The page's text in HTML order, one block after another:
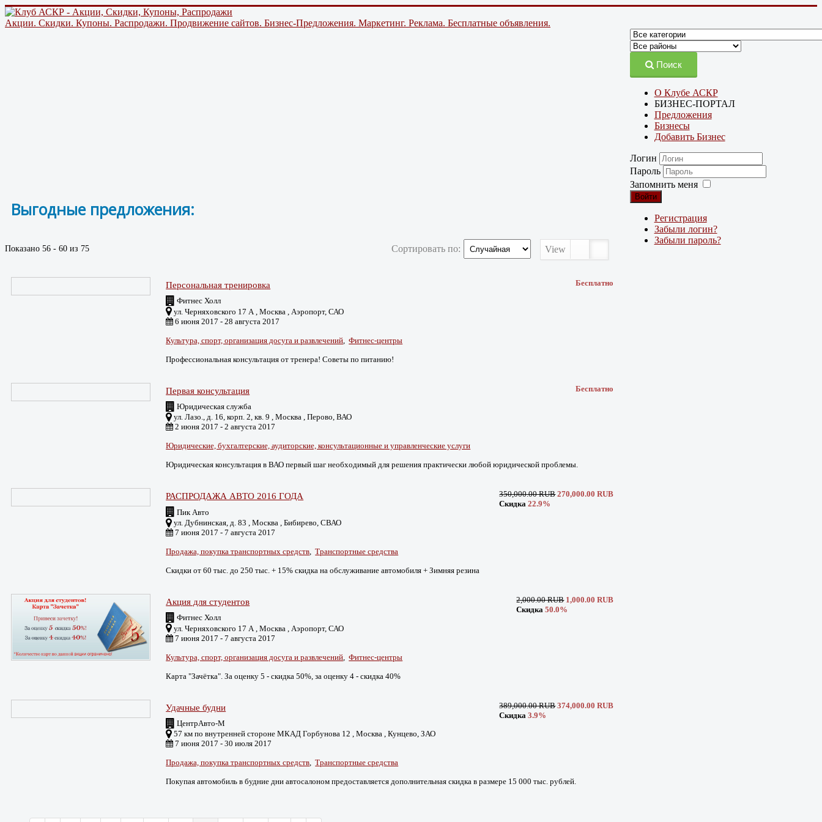
Акции. Скидки. Купоны. Распродажи. Продвижение сайтов. Бизнес-Предложения. Маркетинг. Реклама. Бесплатные объявления.
Выгодные предложения:
Сортировать по: View
Показано 56 - 60 из 75
Бесплатно
Персональная тренировка
Фитнес Холл
ул. Черняховского 17 А , Москва , Аэропорт, САО
6 июня 2017 - 28 августа 2017
Культура, спорт, организация досуга и развлечений ,Фитнес-центры
Профессиональная консультация от тренера! Советы по питанию!
Бесплатно
Первая консультация
Юридическая служба
ул. Лазо., д. 16, корп. 2, кв. 9 , Москва , Перово, ВАО
2 июня 2017 - 2 августа 2017
Юридические, бухгалтерские, аудиторские, консультационные и управленческие услуги
Юридическая консультация в ВАО первый шаг необходимый для решения практически любой юридической проблемы.
350,000.00 RUB 270,000.00 RUB
Скидка 22.9%
РАСПРОДАЖА АВТО 2016 ГОДА
Пик Авто
ул. Дубнинская, д. 83 , Москва , Бибирево, СВАО
7 июня 2017 - 7 августа 2017
Продажа, покупка транспортных средств ,Транспортные средства
Скидки от 60 тыс. до 250 тыс. + 15% скидка на обслуживание автомобиля + Зимняя резина
2,000.00 RUB 1,000.00 RUB
Скидка 50.0%
Акция для студентов
Фитнес Холл
ул. Черняховского 17 А , Москва , Аэропорт, САО
7 июня 2017 - 7 августа 2017
Культура, спорт, организация досуга и развлечений ,Фитнес-центры
Карта "Зачётка". За оценку 5 - скидка 50%, за оценку 4 - скидка 40%
389,000.00 RUB 374,000.00 RUB
Скидка 3.9%
Удачные будни
ЦентрАвто-М
57 км по внутренней стороне МКАД Горбунова 12 , Москва , Кунцево, ЗАО
7 июня 2017 - 30 июля 2017
Продажа, покупка транспортных средств,Транспортные средства
Покупая автомобиль в будние дни автосалоном предоставляется дополнительная скидка в размере 15 000 тыс. рублей.
Поиск
О Клубе АСКР
БИЗНЕС-ПОРТАЛ
Предложения
Бизнесы
Добавить Бизнес
Логин
Пароль
Запомнить меня
Войти
Регистрация
Забыли логин?
Забыли пароль?